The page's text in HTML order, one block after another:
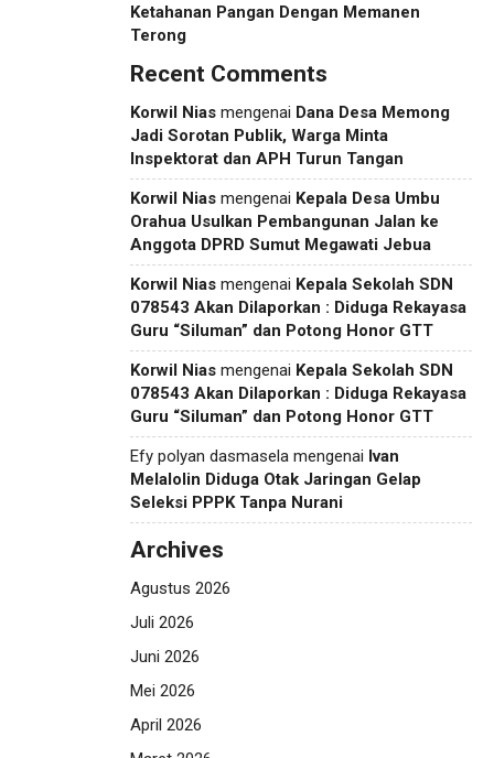
Ketahanan Pangan Dengan Memanen
Terong
Recent Comments
Korwil Nias mengenai Dana Desa Memong
Jadi Sorotan Publik, Warga Minta
Inspektorat dan APH Turun Tangan
Korwil Nias mengenai Kepala Desa Umbu
Orahua Usulkan Pembangunan Jalan ke
Anggota DPRD Sumut Megawati Jebua
Korwil Nias mengenai Kepala Sekolah SDN
078543 Akan Dilaporkan : Diduga Rekayasa
Guru “Siluman” dan Potong Honor GTT
Korwil Nias mengenai Kepala Sekolah SDN
078543 Akan Dilaporkan : Diduga Rekayasa
Guru “Siluman” dan Potong Honor GTT
Efy polyan dasmasela mengenai Ivan
Melalolin Diduga Otak Jaringan Gelap
Seleksi PPPK Tanpa Nurani
Archives
Agustus 2026
Juli 2026
Juni 2026
Mei 2026
April 2026